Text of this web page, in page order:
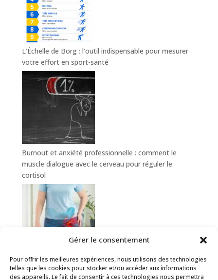
Gérer le consentement
Pour offrir les meilleures expériences, nous utilisons des technologies
telles que les cookies pour stocker et/ou accéder aux informations
des appareils. Le fait de consentir à ces technologies nous permettra
L’Échelle de Borg : l’outil indispensable pour mesurer
votre effort en sport-santé
Burnout et anxiété professionnelle : comment le
muscle dialogue avec le cerveau pour réguler le
cortisol
Hanche douloureuse : comment le sport-santé aide à
prévenir et soulager la coxalgie